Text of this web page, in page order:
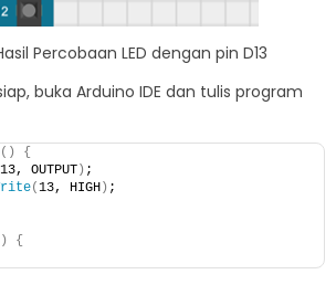
Percobaan LED dengan pin D13
buka Arduino IDE dan tulis program
()
{
13, OUTPUT ) ;
(13, HIGH ) ;
{